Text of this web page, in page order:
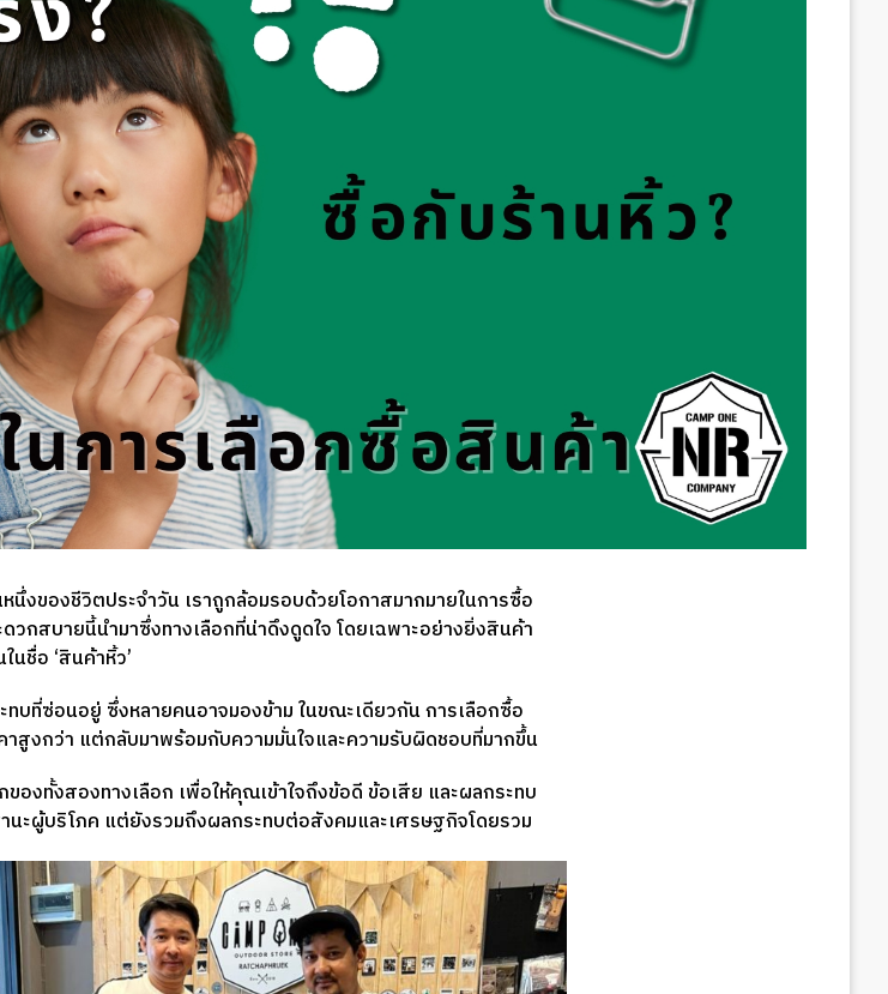
งของชีวิตประจำวัน เราถูกล้อมรอบด้วยโอกาสมากมายในการซื้อ
วกสบายนี้นำมาซึ่งทางเลือกที่น่าดึงดูดใจ โดยเฉพาะอย่างยิ่งสินค้า
นชื่อ ‘สินค้าหิ้ว’
บที่ซ่อนอยู่ ซึ่งหลายคนอาจมองข้าม ในขณะเดียวกัน การเลือกซื้อ
สูงกว่า แต่กลับมาพร้อมกับความมั่นใจและความรับผิดชอบที่มากขึ้น
องทั้งสองทางเลือก เพื่อให้คุณเข้าใจถึงข้อดี ข้อเสีย และผลกระทบ
ะผู้บริโภค แต่ยังรวมถึงผลกระทบต่อสังคมและเศรษฐกิจโดยรวม